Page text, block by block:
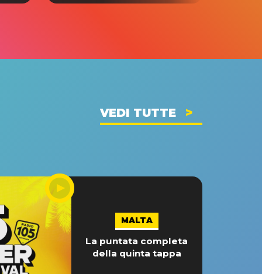
VEDI TUTTE
MALTA
La puntata completa
della quinta tappa